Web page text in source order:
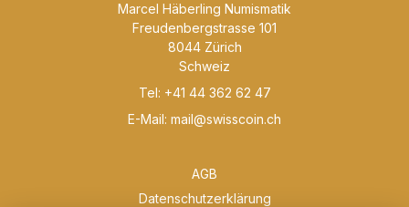
Marcel Häberling Numismatik
Freudenbergstrasse 101
8044 Zürich
Schweiz
Tel: +41 44 362 62 47
E-Mail: mail@swisscoin.ch
AGB
Datenschutzerklärung